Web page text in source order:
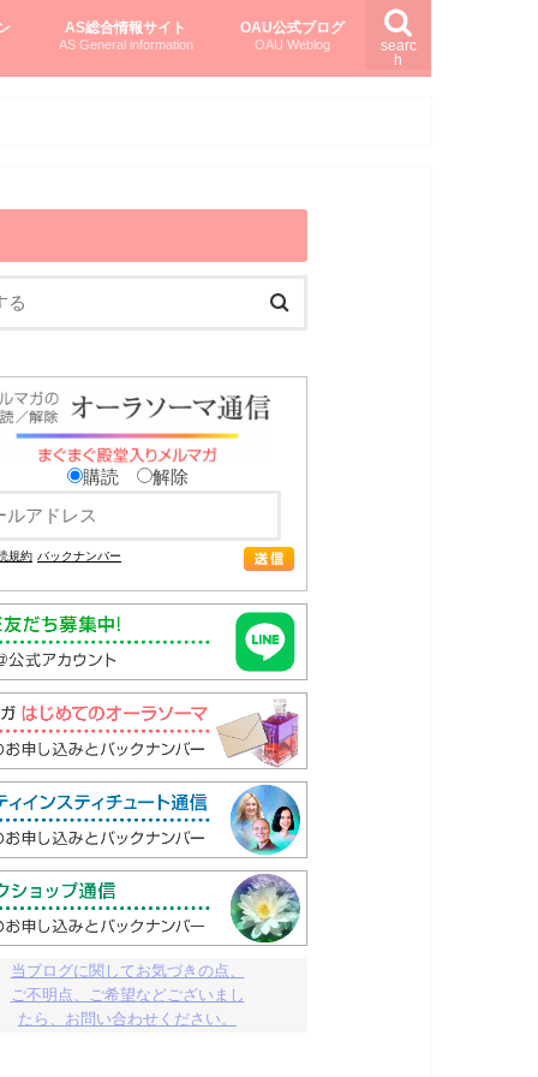
searc
h
AS総合情報サイト
AS General information
OAU公式ブログ
OAU Weblog
購読 解除
規約 バックナンバー
当ブログに関してお気づきの点、
ご不明点、ご希望などございまし
たら、お問い合わせください。